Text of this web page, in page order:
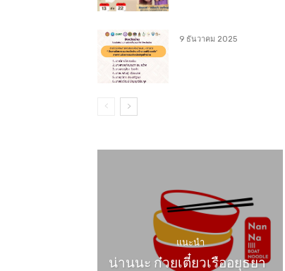
9 ธันวาคม 2025
แนะนำ
น่านนะ ก๋วยเตี๋ยวเรืออยุธยา